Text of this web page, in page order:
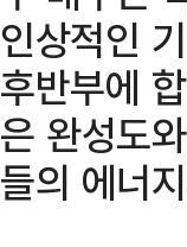
인상적인
후반부에
은 완성도
들의 에너